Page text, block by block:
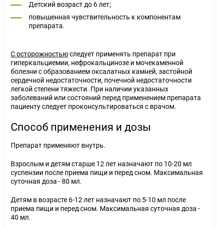
Детский возраст до 6 лет;
повышенная чувствительность к компонентам
препарата.
С осторожностьюследует применять препарат при
гиперкальциемии, нефрокальцинозе и мочекаменной
болезни с образованием оксалатных камней, застойной
сердечной недостаточности, почечной недостаточности
легкой степени тяжести. При наличии указанных
заболеваний или состояний перед применением препарата
пациенту следует проконсультироваться с врачом.
Способ применения и дозы
Препарат применяют внутрь.
Взрослым и детям старше 12 лет назначают по 10-20 мл
суспензии после приема пищи и перед сном. Максимальная
суточная доза - 80 мл.
Детям в возрасте 6-12 лет назначают по 5-10 мл после
приема пищи и перед сном. Максимальная суточная доза -
40 мл.